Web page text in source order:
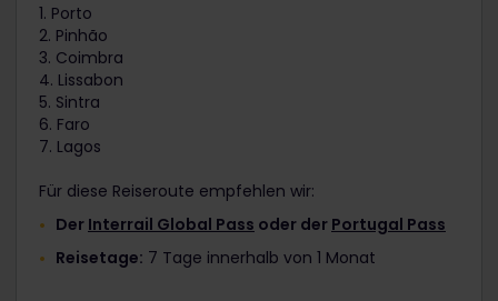
1. Porto
2. Pinhão
3. Coimbra
4. Lissabon
5. Sintra
6. Faro
7. Lagos
Für diese Reiseroute empfehlen wir:
Der Interrail Global Pass oder der Portugal Pass
Reisetage: 7 Tage innerhalb von 1 Monat